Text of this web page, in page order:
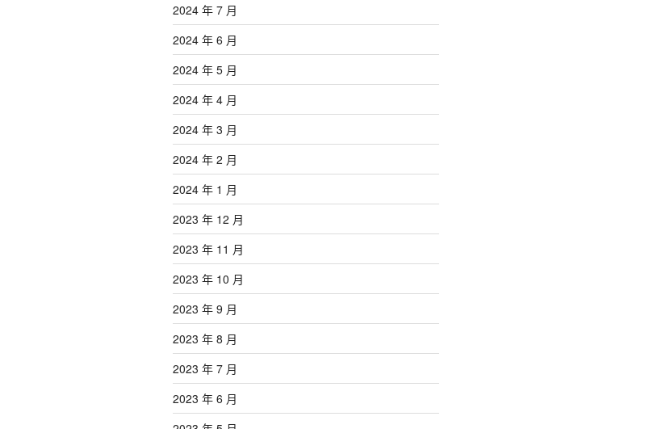
2024 年 7 月
2024 年 6 月
2024 年 5 月
2024 年 4 月
2024 年 3 月
2024 年 2 月
2024 年 1 月
2023 年 12 月
2023 年 11 月
2023 年 10 月
2023 年 9 月
2023 年 8 月
2023 年 7 月
2023 年 6 月